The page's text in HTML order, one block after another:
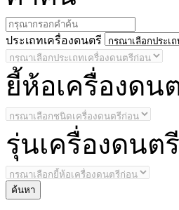
ประเถทเครื่องดนตรี
ยี้ห้อเครื่องดน
รุ่นเครื่องดนตรี